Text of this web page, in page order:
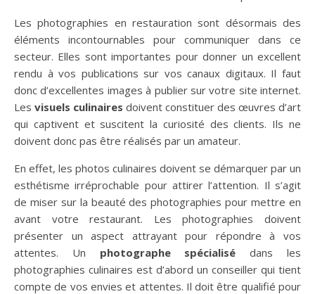
Les photographies en restauration sont désormais des
éléments incontournables pour communiquer dans ce
secteur. Elles sont importantes pour donner un excellent
rendu à vos publications sur vos canaux digitaux. Il faut
donc d’excellentes images à publier sur votre site internet.
Les visuels culinaires doivent constituer des œuvres d’art
qui captivent et suscitent la curiosité des clients. Ils ne
doivent donc pas être réalisés par un amateur.
En effet, les photos culinaires doivent se démarquer par un
esthétisme irréprochable pour attirer l’attention. Il s’agit
de miser sur la beauté des photographies pour mettre en
avant votre restaurant. Les photographies doivent
présenter un aspect attrayant pour répondre à vos
attentes. Un photographe spécialisé dans les
photographies culinaires est d’abord un conseiller qui tient
compte de vos envies et attentes. Il doit être qualifié pour